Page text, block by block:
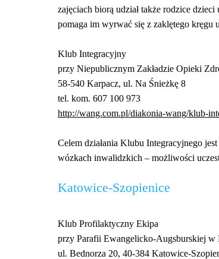
zajęciach biorą udział także rodzice
pomaga im wyrwać się z zaklętego kręgu
Klub Integracyjny
przy Niepublicznym Zakładzie Opieki
58-540 Karpacz, ul. Na Śnieżkę 8
tel. kom. 607 100 973
http://wang.com.pl/diakonia-wang/klub-
Celem działania Klubu Integracyjnego
wózkach inwalidzkich – możliwości
Katowice-Szopienice
Klub Profilaktyczny Ekipa
przy Parafii Ewangelicko-Augsburskiej w
ul. Bednorza 20, 40-384 Katowice-